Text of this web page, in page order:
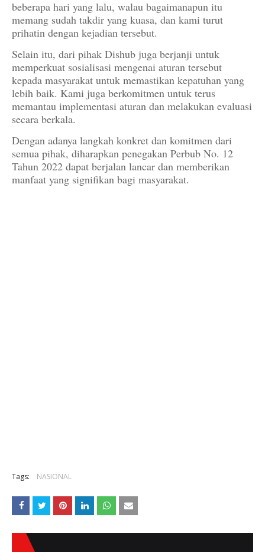
beberapa hari yang lalu, walau bagaimanapun itu
memang sudah takdir yang kuasa, dan kami turut
prihatin dengan kejadian tersebut.
Selain itu, dari pihak Dishub juga berjanji untuk
memperkuat sosialisasi mengenai aturan tersebut
kepada masyarakat untuk memastikan kepatuhan yang
lebih baik. Kami juga berkomitmen untuk terus
memantau implementasi aturan dan melakukan evaluasi
secara berkala.
Dengan adanya langkah konkret dan komitmen dari
semua pihak, diharapkan penegakan Perbub No. 12
Tahun 2022 dapat berjalan lancar dan memberikan
manfaat yang signifikan bagi masyarakat.
Tags: NASIONAL